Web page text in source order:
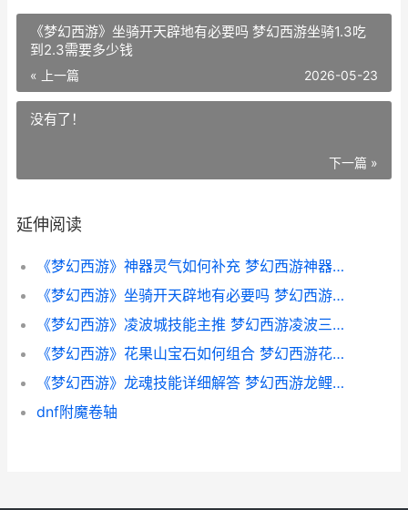
《梦幻西游》坐骑开天辟地有必要吗 梦幻西游坐骑1.3吃
到2.3需要多少钱
« 上一篇 2026-05-23
没有了！
下一篇 »
延伸阅读
《梦幻西游》神器灵气如何补充 梦幻西游神器任务攻略完整版
《梦幻西游》坐骑开天辟地有必要吗 梦幻西游坐骑1.3吃到2.3需要多少钱
《梦幻西游》凌波城技能主推 梦幻西游凌波三法组合
《梦幻西游》花果山宝石如何组合 梦幻西游花样年华限时区什么意思
《梦幻西游》龙魂技能详细解答 梦幻西游龙鲤在哪个位置抓
dnf附魔卷轴